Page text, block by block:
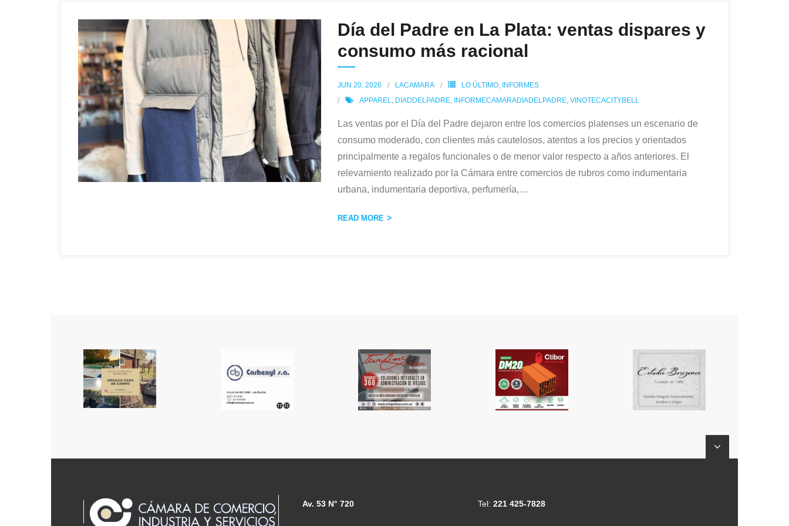
Día del Padre en La Plata: ventas dispares y
consumo más racional
JUN 20, 2026 LACAMARA LO ÚLTIMO, INFORMES
APPAREL, DIADDELPADRE, INFORMECAMARADIADELPADRE,VINOTECACITYBELL
Las ventas por el Día del Padre dejaron entre los comercios platenses un escenario de
consumo moderado, con clientes más cautelosos, atentos a los precios y orientados
principalmente a regalos funcionales o de menor valor respecto a años anteriores. El
relevamiento realizado por la Cámara entre comercios de rubros como indumentaria
urbana, indumentaria deportiva, perfumería,…
READ MORE
Av. 53 N° 720 Tel: 221 425-7828